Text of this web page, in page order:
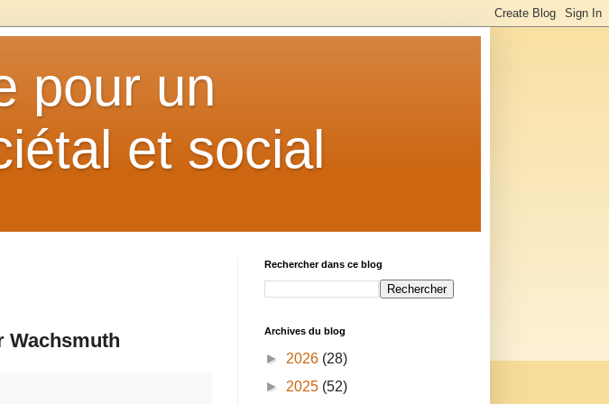
pour un
et social
Wachsmuth
Rechercher dans ce blog
Archives du blog
► 2026 (28)
► 2025 (52)